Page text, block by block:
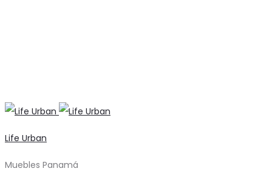
Life Urban
Muebles Panamá